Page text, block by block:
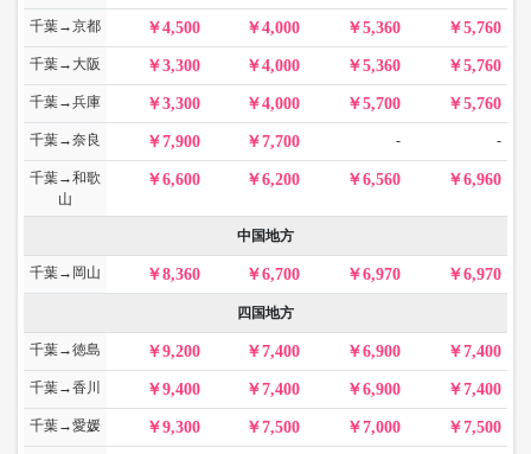
千葉→京都 4,500 4,000 5,360 5,760
千葉→大阪 3,300 4,000 5,360 5,760
千葉→兵庫 3,300 4,000 5,700 5,760
千葉→奈良 7,900 7,700 - -
千葉→和歌
山
6,600 6,200 6,560 6,960
中国地方
千葉→岡山 8,360 6,700 6,970 6,970
四国地方
千葉→徳島 9,200 7,400 6,900 7,400
千葉→香川 9,400 7,400 6,900 7,400
千葉→愛媛 9,300 7,500 7,000 7,500